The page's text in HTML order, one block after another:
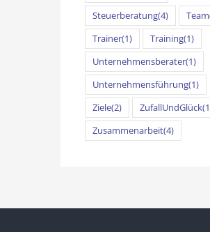
Steuerberatung(4) Team
Trainer(1) Training(1)
Unternehmensberater(1)
Unternehmensführung(1)
Ziele(2) ZufallUndGlück
Zusammenarbeit(4)